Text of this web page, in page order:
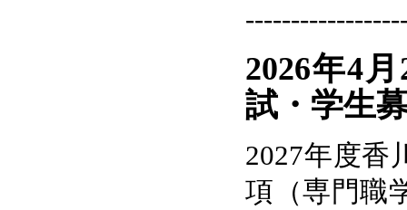
2026年4
試・学生
2027年度香
項（専門職